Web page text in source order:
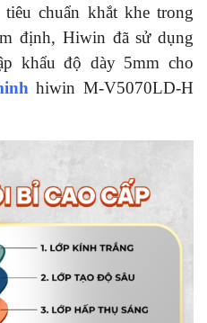
chuẩn khắt khe trong
định, Hiwin đã sử dụng
khẩu độ dày 5mm cho
hiwin M-V5070LD-H